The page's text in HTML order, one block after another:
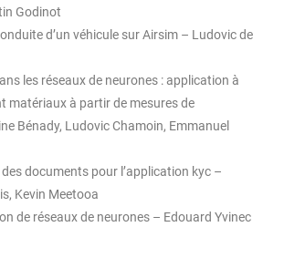
Godinot
d’un véhicule sur Airsim – Ludovic de
les réseaux de neurones : application à
matériaux à partir de mesures de
Bénady, Ludovic Chamoin, Emmanuel
documents pour l’application kyc –
Kevin Meetooa
de réseaux de neurones – Edouard Yvinec